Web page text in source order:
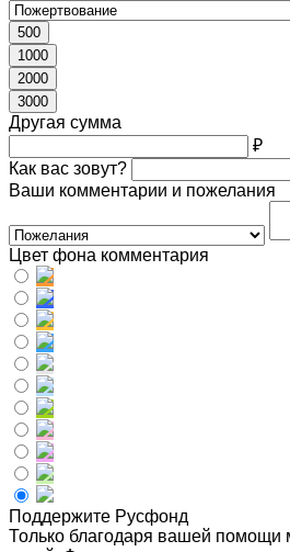
500
1000
2000
3000
Другая сумма
₽
Как вас зовут?
Ваши комментарии и пожелания
Цвет фона комментария
Поддержите Русфонд
Только благодаря вашей помощи